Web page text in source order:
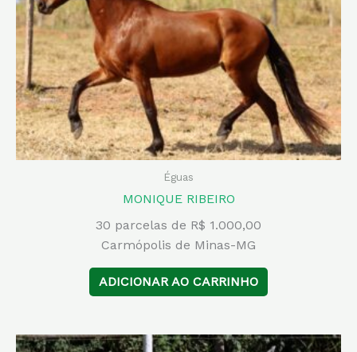
Éguas
MONIQUE RIBEIRO
30 parcelas de R$ 1.000,00
Carmópolis de Minas-MG
ADICIONAR AO CARRINHO